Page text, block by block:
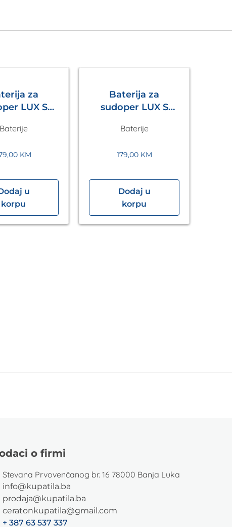
za
S
Metalac
Baterije
KM
u
korpu
Baterija za
sudoper LUX S
Baterije
179,00 KM
Dodaj u
korpu
o firmi
Stevana Prvovenčanog br. 16 78000 Banja Luka
info@kupatila.ba
prodaja@kupatila.ba
ceratonkupatila@gmail.com
+ 387 63 537 337